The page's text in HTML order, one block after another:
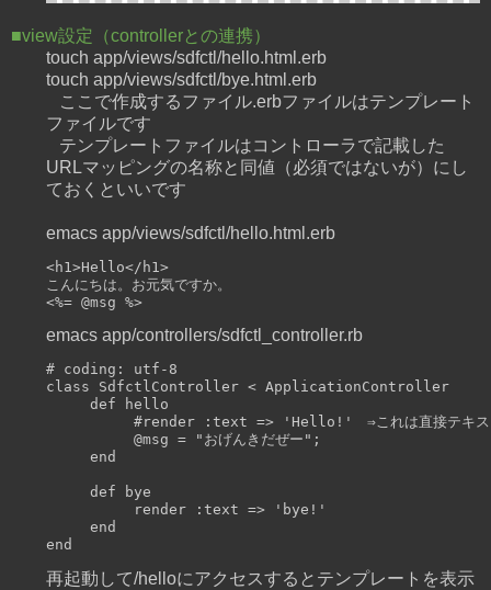
■view設定（controllerとの連携）
touch app/views/sdfctl/hello.html.erb
touch app/views/sdfctl/bye.html.erb
ここで作成するファイル.erbファイルはテンプレート
ファイルです
テンプレートファイルはコントローラで記載した
URLマッピングの名称と同値（必須ではないが）にし
ておくといいです
emacs app/views/sdfctl/hello.html.erb
<h1>Hello</h1>
こんにちは。お元気ですか。
emacs app/controllers/sdfctl_controller.rb
# coding: utf-8
class SdfctlController < ApplicationController
     def hello
#render :text => 'Hello!'　⇒これは直接テキスト
          @msg = "おげんきだぜー";
     end
     def bye
          render :text => 'bye!'
     end
再起動して/helloにアクセスするとテンプレートを表示